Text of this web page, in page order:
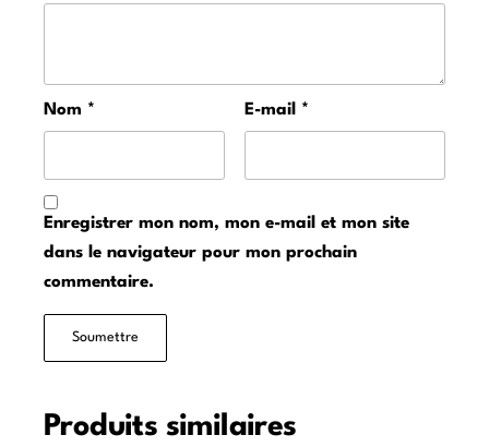
Nom * E-mail *
Enregistrer mon nom, mon e-mail et mon site
dans le navigateur pour mon prochain
commentaire.
Produits similaires